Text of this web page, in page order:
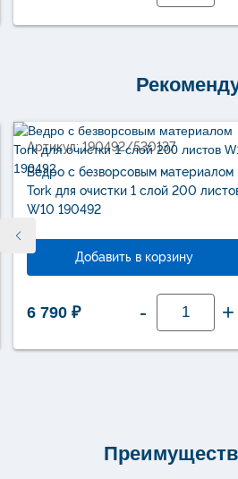
протирочных
салфетках
Артикул: 190492/530137
Ведро с безворсовым материалом
Tork для очистки 1 слой 200
W10 190492
Добавить в корзину
6 790 ₽ -
Количество
товара
безворсовым
листов
W10
+